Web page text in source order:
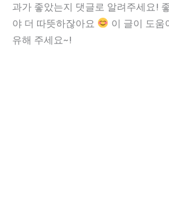
과가 좋았는지 댓글로 알려주세요!
야 더 따뜻하잖아요
이 글이 도움
유해 주세요~!